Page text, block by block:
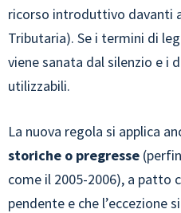
ricorso introduttivo davanti
Tributaria). Se i termini di
viene sanata dal silenzio e i
utilizzabili.
La nuova regola si applica
storiche o pregresse
come il 2005-2006), a patto
pendente e che l’eccezione